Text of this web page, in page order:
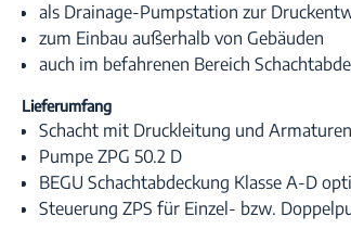
als Drainage-Pumpstation zur
zum Einbau außerhalb von Gebäuden
auch im befahrenen Bereich
Lieferumfang
Schacht mit Druckleitung und
Pumpe ZPG 50.2 D
BEGU Schachtabdeckung Klasse A-D
Steuerung ZPS für Einzel- bzw.